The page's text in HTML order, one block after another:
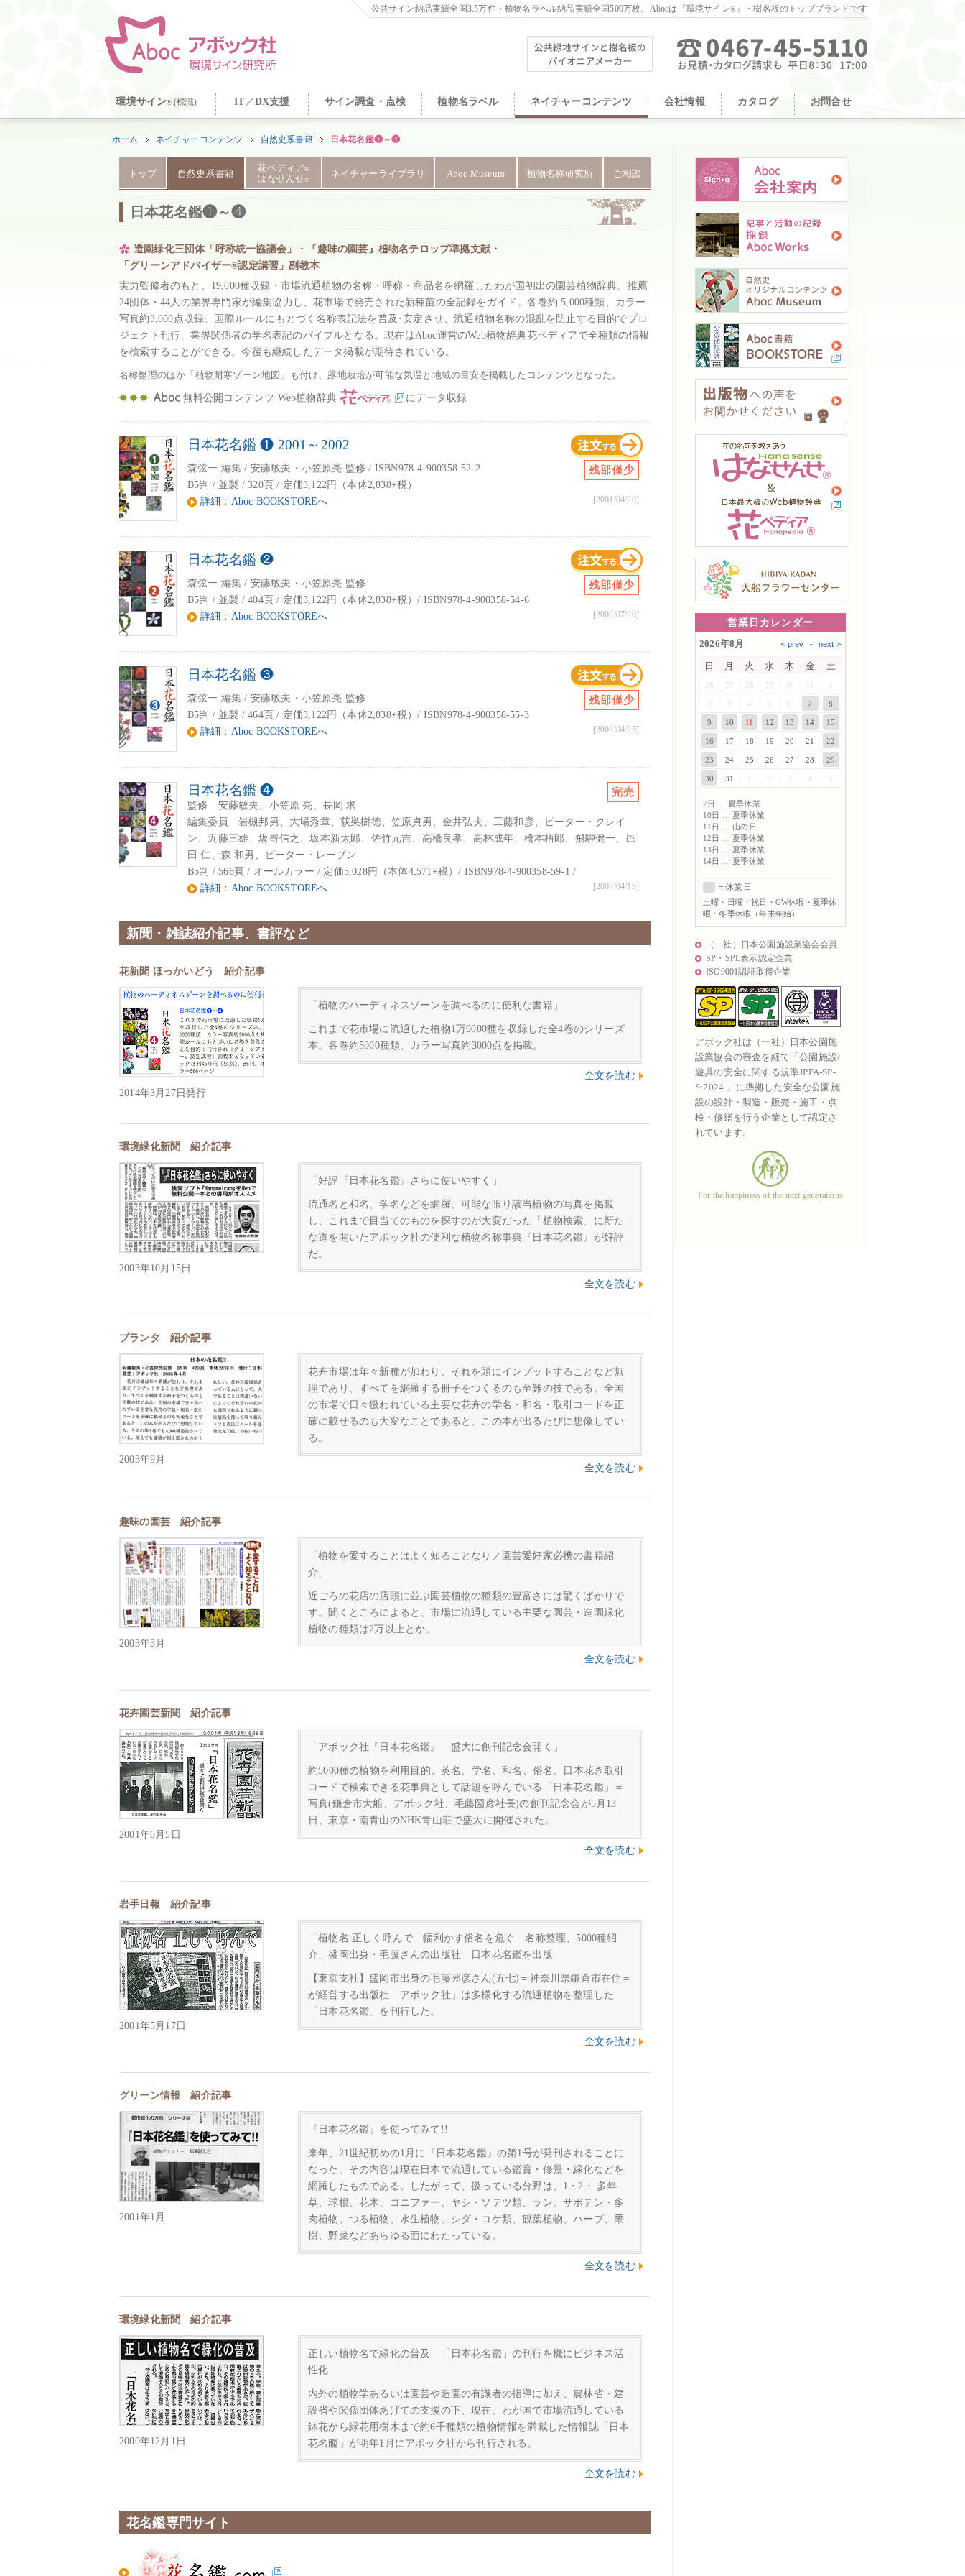
公共サイン納品実績全国3.5万件・植物名ラベル納品実績全国500万枚。Abocは『環境サイン® 』・樹名板のトップブランドです
環境サイン® (標識) IT ／DX支援 サイン調査・点検 植物名ラベル ネイチャーコンテンツ 会社情報 カタログ お問合せ
ホーム ネイチャーコンテンツ 自然史系書籍 日本花名鑑❶～❹
トップ 自然史系書籍
花ペディア®
はなせんせ®
ネイチャーライブラリ Aboc Museum 植物名称研究所 ご相談
日本花名鑑❶～❹
造園緑化三団体「呼称統一協議会」・『趣味の園芸』植物名テロップ準拠文献・
「グリーンアドバイザー®認定講習」副教本
実力監修者のもと、19,000種収録・市場流通植物の名称・呼称・商品名を網羅したわが国初出の園芸植物辞典。推薦
24団体・44人の業界専門家が編集協力し、花市場で発売された新種苗の全記録をガイド。各巻約 5,000種類、カラー
写真約3,000点収録。国際ルールにもとづく名称表記法を普及･安定させ、流通植物名称の混乱を防止する目的でプロ
ジェクト刊行、業界関係者の学名表記のバイブルとなる。現在はAboc運営のWeb植物辞典花ペディアで全種類の情報
を検索することができる。今後も継続したデータ掲載が期待されている。
名称整理のほか「植物耐寒ゾーン地図」も付け、露地栽培が可能な気温と地域の目安を掲載したコンテンツとなった。
無料公開コンテンツ Web植物辞典 にデータ収録
日本花名鑑 ❶ 2001～2002
残部僅少
森弦一 編集 / 安藤敏夫・小笠原亮 監修 / ISBN978-4-900358-52-2
B5判 / 並製 / 320頁 / 定価3,122円（本体2,838+税）
[2001/04/20]
詳細：Aboc BOOKSTOREへ
日本花名鑑 ❷
残部僅少
森弦一 編集 / 安藤敏夫・小笠原亮 監修
B5判 / 並製 / 404頁 / 定価3,122円（本体2,838+税）/ ISBN978-4-900358-54-6
[2002/07/20]
詳細：Aboc BOOKSTOREへ
日本花名鑑 ❸
残部僅少
森弦一 編集 / 安藤敏夫・小笠原亮 監修
B5判 / 並製 / 464頁 / 定価3,122円（本体2,838+税）/ ISBN978-4-900358-55-3
[2003/04/25]
詳細：Aboc BOOKSTOREへ
完売
日本花名鑑 ❹
監修 安藤敏夫、小笠原 亮、長岡 求
編集委員 岩槻邦男、大場秀章、荻巣樹徳、笠原貞男、金井弘夫、工藤和彦、ピーター・クレイ
ン、近藤三雄、坂嵜信之、坂本新太郎、佐竹元吉、高橋良孝、高林成年、橋本梧郎、飛騨健一、邑
田 仁、森 和男、ピーター・レーブン
B5判 / 566頁 / オールカラー / 定価5,028円（本体4,571+税）/ ISBN978-4-900358-59-1 /
[2007/04/15]
詳細：Aboc BOOKSTOREへ
新聞・雑誌紹介記事、書評など
花新聞 ほっかいどう 紹介記事
2014年3月27日発行
「植物のハーディネスゾーンを調べるのに便利な書籍」
これまで花市場に流通した植物1万9000種を収録した全4巻のシリーズ
本。各巻約5000種類、カラー写真約3000点を掲載。
全文を読む
環境緑化新聞 紹介記事
2003年10月15日
「好評『日本花名鑑』さらに使いやすく」
流通名と和名、学名などを網羅、可能な限り該当植物の写真を掲載
し、これまで目当てのものを探すのが大変だった「植物検索」に新た
な道を開いたアポック社の便利な植物名称事典『日本花名鑑』が好評
だ。
全文を読む
プランタ 紹介記事
2003年9月
花卉市場は年々新種が加わり、それを頭にインプットすることなど無
理であり、すべてを網羅する冊子をつくるのも至難の技である。全国
の市場で日々扱われている主要な花卉の学名・和名・取引コードを正
確に載せるのも大変なことであると、この本が出るたびに想像してい
る。
全文を読む
趣味の園芸 紹介記事
2003年3月
「植物を愛することはよく知ることなり／園芸愛好家必携の書籍紹
介」
近ごろの花店の店頭に並ぶ園芸植物の種類の豊富さには驚くばかりで
す。聞くところによると、市場に流通している主要な園芸・造園緑化
植物の種類は2万以上とか。
全文を読む
花卉園芸新聞 紹介記事
2001年6月5日
「アボック社『日本花名鑑』 盛大に創刊記念会開く」
約5000種の植物を利用目的、英名、学名、和名、俗名、日本花き取引
コードで検索できる花事典として話題を呼んでいる「日本花名鑑」＝
写真(鎌倉市大船、アボック社、毛藤圀彦社長)の創刊記念会が5月13
日、東京・南青山のNHK青山荘で盛大に開催された。
全文を読む
岩手日報 紹介記事
2001年5月17日
「植物名 正しく呼んで 幅利かす俗名を危ぐ 名称整理、5000種紹
介」盛岡出身・毛藤さんの出版社 日本花名鑑を出版
【東京支社】盛岡市出身の毛藤圀彦さん(五七)＝神奈川県鎌倉市在住＝
が経営する出版社「アボック社」は多様化する流通植物を整理した
「日本花名鑑」を刊行した。
全文を読む
グリーン情報 紹介記事
2001年1月
『日本花名鑑』を使ってみて!!
来年、21世紀初めの1月に『日本花名鑑』の第1号が発刊されることに
なった。その内容は現在日本で流通している鑑賞・修景・緑化などを
網羅したものである。したがって、扱っている分野は、1・2・ 多年
草、球根、花木、コニファー、ヤシ・ソテツ類、ラン、サボテン・多
肉植物、つる植物、水生植物、シダ・コケ類、観葉植物、ハーブ、果
樹、野菜などあらゆる面にわたっている。
全文を読む
環境緑化新聞 紹介記事
2000年12月1日
正しい植物名で緑化の普及 「日本花名鑑」の刊行を機にビジネス活
性化
内外の植物学あるいは園芸や造園の有識者の指導に加え、農林省・建
設省や関係団体あげての支援の下、現在、わが国で市場流通している
鉢花から緑花用樹木まで約6千種類の植物情報を満載した情報誌「日本
花名艦」が明年1月にアボック社から刊行される。
全文を読む
花名鑑専門サイト
営業日カレンダー
2026年8月
日 月 火 水 木 金 土
26 27 28 29 30 31 1
3 4 5 6 7 8
9 10 11 12 13 14 15
16 17 18 19 20 21 22
23 24 25 26 27 28 29
30 31 1 3 4 5
7日 … 夏季休業
10日 … 夏季休業
11日 … 山の日
12日 … 夏季休業
13日 … 夏季休業
14日 … 夏季休業
＝休業日
土曜 ・日曜・祝日・GW休暇・夏季休
暇・冬季休暇（年末年始）
（一社）日本公園施設業協会会員
SP・SPL表示認定企業
ISO9001認証取得企業
アボック社は（一社）日本公園施
設業協会の審査を経て「公園施設/
遊具の安全に関する規準JPFA-SP-
S:2024 」に準拠した安全な公園施
設の設計・製造・販売・施工・点
検・修繕を行う企業として認定さ
れています。
For the happiness of the next generations